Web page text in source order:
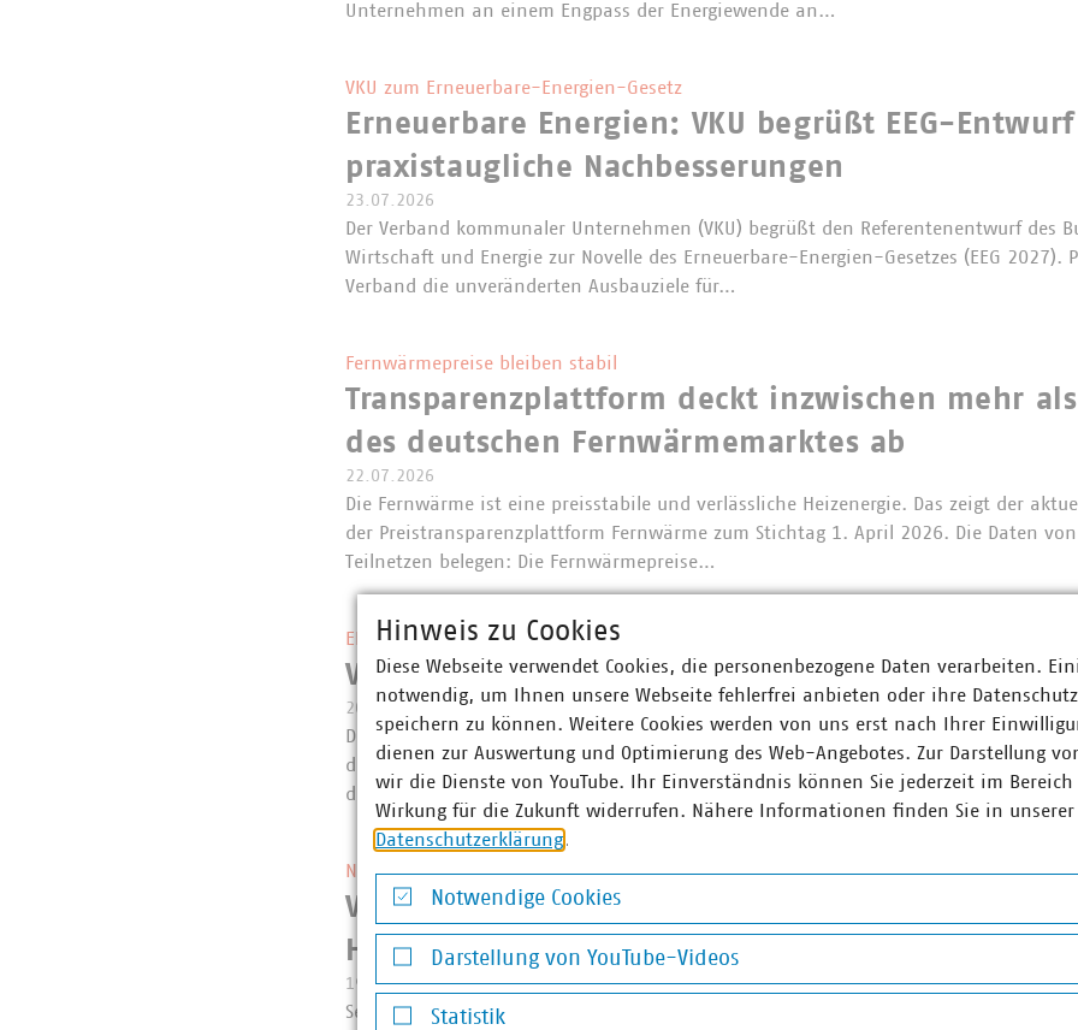
Unternehmen an einem Engpass der Energiewende an…
VKU zum Erneuerbare-Energien-Gesetz
Erneuerbare Energien: VKU begrüßt EEG-
praxistaugliche Nachbesserungen
23.07.2026
Der Verband kommunaler Unternehmen (VKU) begrüßt den Referentenentwurf des
Wirtschaft und Energie zur Novelle des Erneuerbare-Energien-Gesetzes (EEG 2027).
Verband die unveränderten Ausbauziele für…
Fernwärmepreise bleiben stabil
Transparenzplattform deckt inzwischen mehr
des deutschen Fernwärmemarktes ab
22.07.2026
Die Fernwärme ist eine preisstabile und verlässliche Heizenergie. Das zeigt der
der Preistransparenzplattform Fernwärme zum Stichtag 1. April 2026. Die Daten
Teilnetzen belegen: Die Fernwärmepreise…
EEG und Netzpaket
VKU-Ersteinschätzung zum Start der
20.07.2026
Die Bundesregierung hat die Verbändeanhörung für das Erneuerbaren-Energien-
das Netzpaket gestartet. Der Verband kommunaler Unternehmen (VKU) begrüßt
der Verzahnung von Erneuerbaren-Ausbau und…
Neue Regelung
VKU zum EU-Vernichtungsverbot für Textilien:
Herstellerverantwortung jetzt konsequent
19.07.2026
Seit dem 19. Juli dürfen große Unternehmen in der EU bestimmte unverkaufte
Hinweis zu Cookies
Diese Webseite verwendet Cookies, die personenbezogene Daten verarbeiten.
notwendig, um Ihnen unsere Webseite fehlerfrei anbieten oder ihre
speichern zu können. Weitere Cookies werden von uns erst nach Ihrer
dienen zur Auswertung und Optimierung des Web-Angebotes. Zur Darstellung
wir die Dienste von YouTube. Ihr Einverständnis können Sie jederzeit im
Wirkung für die Zukunft widerrufen. Nähere Informationen finden Sie in unserer
Datenschutzerklärung.
Notwendige Cookies
Notwendige Cookies
Darstellung von YouTube-Videos
Darstellung von YouTube-Videos
Statistik